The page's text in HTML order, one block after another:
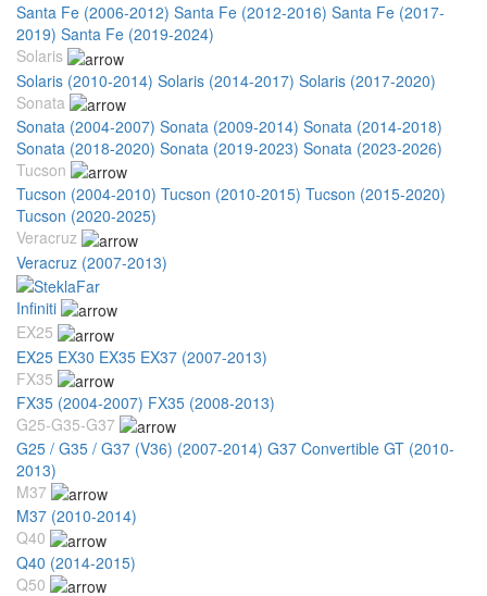
Santa Fe (2006-2012) Santa Fe (2012-2016) Santa Fe (2017-
2019) Santa Fe (2019-2024)
Solaris
Solaris (2010-2014) Solaris (2014-2017) Solaris (2017-2020)
Sonata
Sonata (2004-2007) Sonata (2009-2014) Sonata (2014-2018)
Sonata (2018-2020) Sonata (2019-2023) Sonata (2023-2026)
Tucson
Tucson (2004-2010) Tucson (2010-2015) Tucson (2015-2020)
Tucson (2020-2025)
Veracruz
Veracruz (2007-2013)
Infiniti
EX25
EX25 EX30 EX35 EX37 (2007-2013)
FX35
FX35 (2004-2007) FX35 (2008-2013)
G25-G35-G37
G25 / G35 / G37 (V36) (2007-2014) G37 Convertible GT (2010-
2013)
M37
M37 (2010-2014)
Q40
Q40 (2014-2015)
Q50